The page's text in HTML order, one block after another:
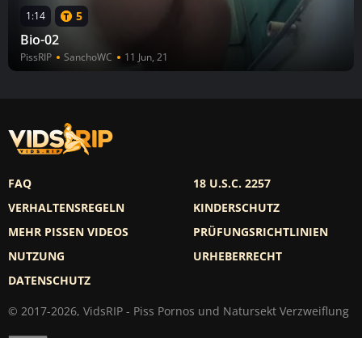
1:14 5
Bio-02
PissRIP SanchoWC 11 Jun, 21
FAQ
VERHALTENSREGELN
MEHR PISSEN VIDEOS
NUTZUNG
DATENSCHUTZ
18 U.S.C. 2257
KINDERSCHUTZ
PRÜFUNGSRICHTLINIEN
URHEBERRECHT
© 2017-2026, VidsRIP - Piss Pornos und Natursekt Verzweiflung